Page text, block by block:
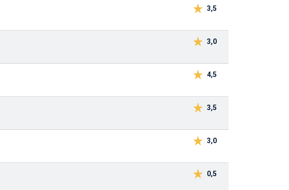
3,5
3,0
4,5
3,5
3,0
0,5